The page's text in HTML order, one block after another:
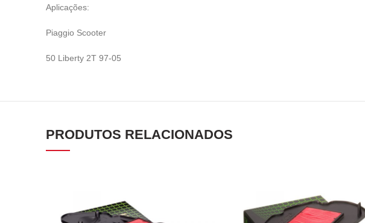
Aplicações:
Piaggio Scooter
50 Liberty 2T 97-05
PRODUTOS RELACIONADOS